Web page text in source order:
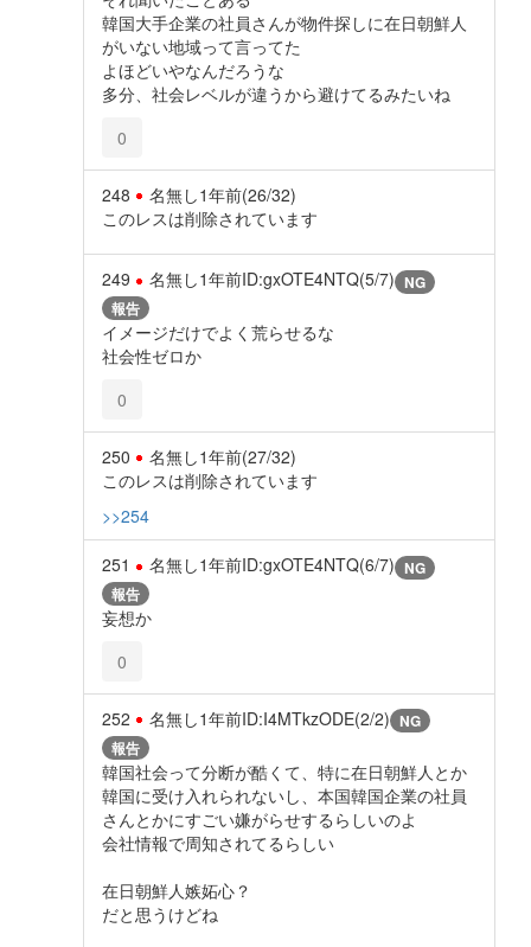
韓国大手企業の社員さんが物件探しに在日朝鮮人
がいない地域って言ってた
よほどいやなんだろうな
多分、社会レベルが違うから避けてるみたいね
0
248 名無し1年前(26/32)
このレスは削除されています
249 名無し1年前ID:gxOTE4NTQ(5/7) NG
報告
イメージだけでよく荒らせるな
社会性ゼロか
0
250 名無し1年前(27/32)
このレスは削除されています
>>254
251 名無し1年前ID:gxOTE4NTQ(6/7) NG
報告
妄想か
0
252 名無し1年前ID:I4MTkzODE(2/2) NG
報告
韓国社会って分断が酷くて、特に在日朝鮮人とか
韓国に受け入れられないし、本国韓国企業の社員
さんとかにすごい嫌がらせするらしいのよ
会社情報で周知されてるらしい
在日朝鮮人嫉妬心？
だと思うけどね